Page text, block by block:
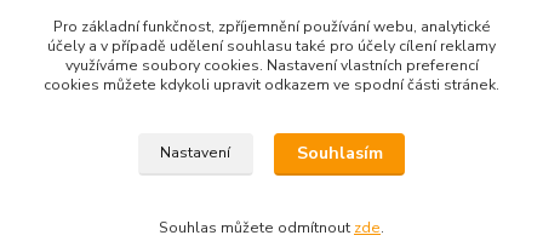
Zboží zařazeno v kategoriích
Světové esence
Pro základní funkčnost, zpříjemnění používání webu, analytické
účely a v případě udělení souhlasu také pro účely cílení reklamy
využíváme soubory cookies. Nastavení vlastních preferencí
cookies můžete kdykoli upravit odkazem ve spodní části stránek.
Nastavení Souhlasím
Souhlas můžete odmítnout zde.